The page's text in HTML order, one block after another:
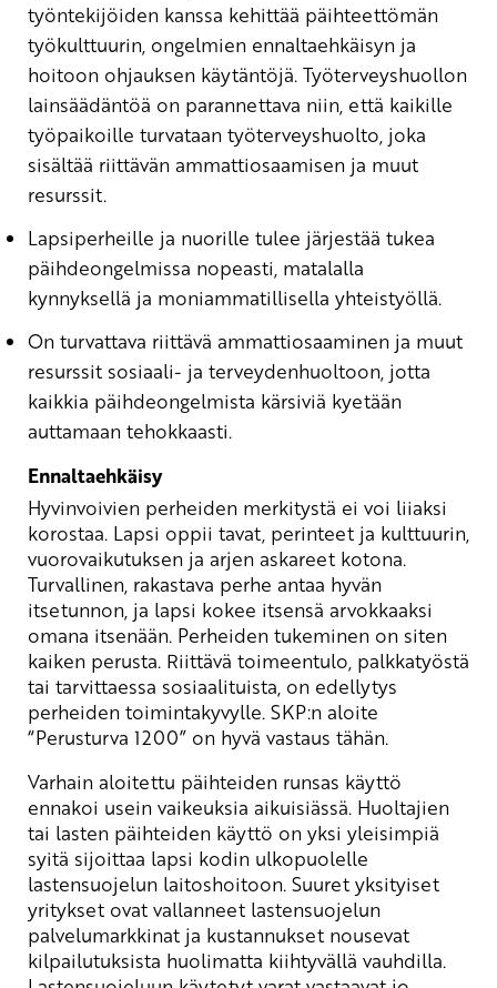
työntekijöiden kanssa kehittää päihteettömän
työkulttuurin, ongelmien ennaltaehkäisyn ja
hoitoon ohjauksen käytäntöjä. Työterveyshuollon
lainsäädäntöä on parannettava niin, että kaikille
työpaikoille turvataan työterveyshuolto, joka
sisältää riittävän ammattiosaamisen ja muut
resurssit.
Lapsiperheille ja nuorille tulee järjestää tukea
päihdeongelmissa nopeasti, matalalla
kynnyksellä ja moniammatillisella yhteistyöllä.
On turvattava riittävä ammattiosaaminen ja muut
resurssit sosiaali- ja terveydenhuoltoon, jotta
kaikkia päihdeongelmista kärsiviä kyetään
auttamaan tehokkaasti.
Ennaltaehkäisy
Hyvinvoivien perheiden merkitystä ei voi liiaksi
korostaa. Lapsi oppii tavat, perinteet ja kulttuurin,
vuorovaikutuksen ja arjen askareet kotona.
Turvallinen, rakastava perhe antaa hyvän
itsetunnon, ja lapsi kokee itsensä arvokkaaksi
omana itsenään. Perheiden tukeminen on siten
kaiken perusta. Riittävä toimeentulo, palkkatyöstä
tai tarvittaessa sosiaalituista, on edellytys
perheiden toimintakyvylle. SKP:n aloite
“Perusturva 1200” on hyvä vastaus tähän.
Varhain aloitettu päihteiden runsas käyttö
ennakoi usein vaikeuksia aikuisiässä. Huoltajien
tai lasten päihteiden käyttö on yksi yleisimpiä
syitä sijoittaa lapsi kodin ulkopuolelle
lastensuojelun laitoshoitoon. Suuret yksityiset
yritykset ovat vallanneet lastensuojelun
palvelumarkkinat ja kustannukset nousevat
kilpailutuksista huolimatta kiihtyvällä vauhdilla.